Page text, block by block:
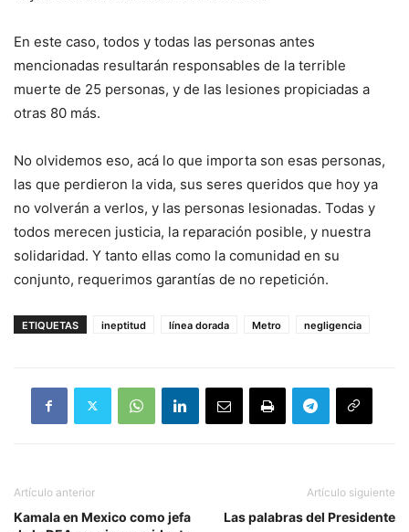
En este caso, todos y todas las personas antes
mencionadas resultarán responsables de la terrible
muerte de 25 personas, y de las lesiones propiciadas a
otras 80 más.
No olvidemos eso, acá lo que importa son esas personas,
las que perdieron la vida, sus seres queridos que hoy ya
no volverán a verlos, y las personas lesionadas. Todas y
todos merecen justicia, la reparación posible, y nuestra
solidaridad. Y tanto ellas como la comunidad en su
conjunto, requerimos garantías de no repetición.
ETIQUETAS ineptitud línea dorada Metro negligencia
Artículo anterior
Kamala en Mexico como jefa
Artículo siguiente
Las palabras del Presidente